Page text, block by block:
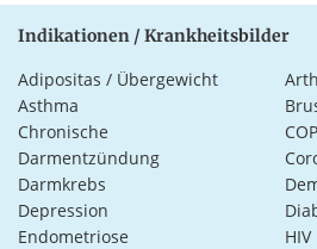
Indikationen / Krankheitsbilder
Adipositas / Übergewicht
Asthma
Chronische
Darmentzündung
Darmkrebs
Depression
Endometriose
HIV